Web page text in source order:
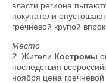
власти региона
покупатели
гречневой крупой впрок.
Место
2. Жители Костромы
последствия
ноября цена